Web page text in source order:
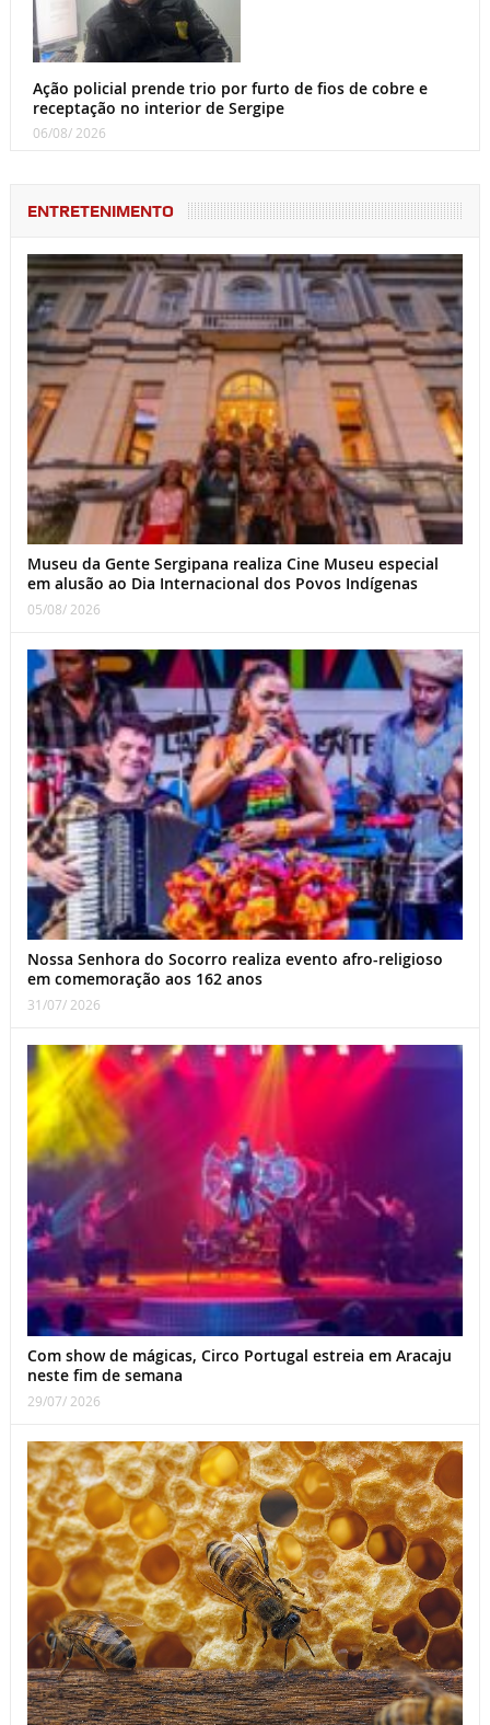
Ação policial prende trio por furto de fios de cobre e
receptação no interior de Sergipe
06/08/ 2026
ENTRETENIMENTO
Museu da Gente Sergipana realiza Cine Museu especial
em alusão ao Dia Internacional dos Povos Indígenas
05/08/ 2026
Nossa Senhora do Socorro realiza evento afro-religioso
em comemoração aos 162 anos
31/07/ 2026
Com show de mágicas, Circo Portugal estreia em Aracaju
neste fim de semana
29/07/ 2026